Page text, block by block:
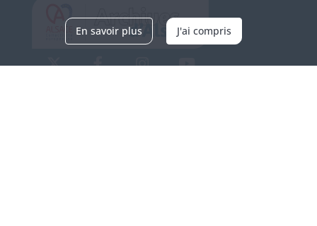
En savoir plus J'ai compris